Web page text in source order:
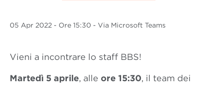
05 Apr 2022 - Ore 15:30 - Via Microsoft Teams
Vieni a incontrare lo staff BBS!
Martedì 5 aprile, alle ore 15:30, il team dei